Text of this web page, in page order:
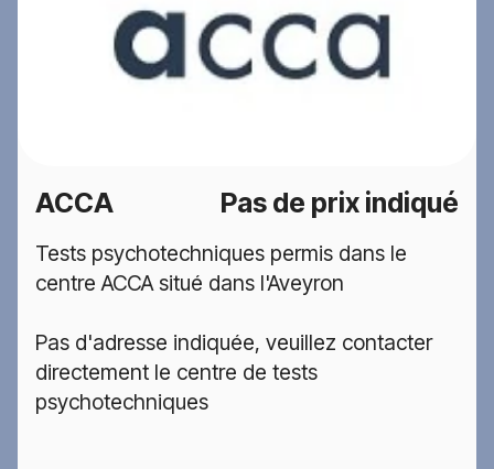
ACCA Pas de prix indiqué
Tests psychotechniques permis dans le
centre ACCA situé dans l'Aveyron
Pas d'adresse indiquée, veuillez contacter
directement le centre de tests
psychotechniques